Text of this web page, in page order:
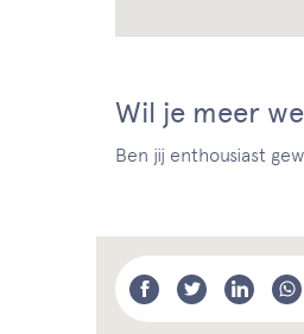
Wil je meer
Ben jij enthousiast